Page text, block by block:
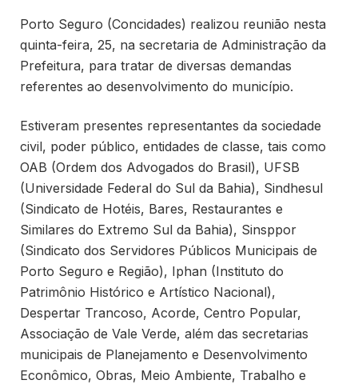
Porto Seguro (Concidades) realizou reunião nesta
quinta-feira, 25, na secretaria de Administração da
Prefeitura, para tratar de diversas demandas
referentes ao desenvolvimento do município.
Estiveram presentes representantes da sociedade
civil, poder público, entidades de classe, tais como
OAB (Ordem dos Advogados do Brasil), UFSB
(Universidade Federal do Sul da Bahia), Sindhesul
(Sindicato de Hotéis, Bares, Restaurantes e
Similares do Extremo Sul da Bahia), Sinsppor
(Sindicato dos Servidores Públicos Municipais de
Porto Seguro e Região), Iphan (Instituto do
Patrimônio Histórico e Artístico Nacional),
Despertar Trancoso, Acorde, Centro Popular,
Associação de Vale Verde, além das secretarias
municipais de Planejamento e Desenvolvimento
Econômico, Obras, Meio Ambiente, Trabalho e